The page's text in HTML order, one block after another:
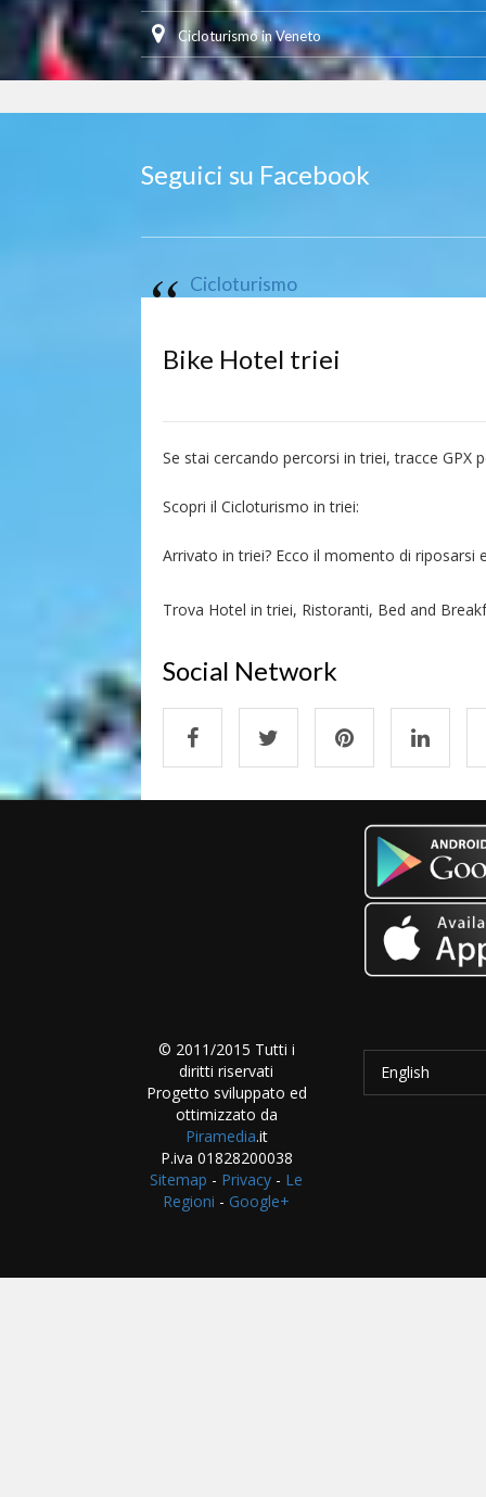
Cicloturismo in Veneto
Seguici su Facebook
Cicloturismo
Bike Hotel triei
Se stai cercando percorsi in triei, tracce GPX
Scopri il Cicloturismo in triei:
Arrivato in triei? Ecco il momento di riposarsi
Trova Hotel in triei, Ristoranti, Bed and
Social Network
© 2011/2015 Tutti i
diritti riservati
Progetto sviluppato ed
ottimizzato da
Piramedia.it
P.iva 01828200038
Sitemap - Privacy - Le
Regioni - Google+
English